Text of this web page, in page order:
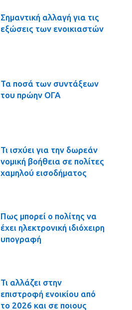
Σημαντική αλλαγή για τις
εξώσεις των ενοικιαστών
Τα ποσά των συντάξεων
του πρώην ΟΓΑ
Τι ισχύει για την δωρεάν
νομική βοήθεια σε πολίτες
χαμηλού εισοδήματος
Πως μπορεί ο πολίτης να
έχει ηλεκτρονική ιδιόχειρη
υπογραφή
Τι αλλάζει στην
επιστροφή ενοικίου από
το 2026 και σε ποιους